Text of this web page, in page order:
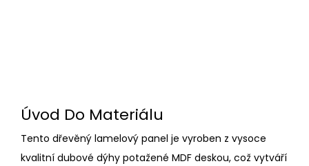
Úvod Do Materiálu
Tento dřevěný lamelový panel je vyroben z vysoce
kvalitní dubové dýhy potažené MDF deskou, což vytváří